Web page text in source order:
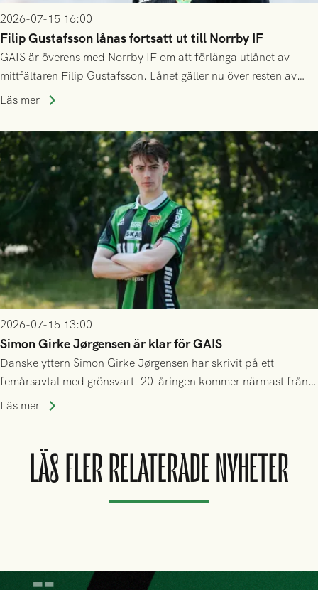
2026-07-15 16:00
Filip Gustafsson lånas fortsatt ut till Norrby IF
GAIS är överens med Norrby IF om att förlänga utlånet av
mittfältaren Filip Gustafsson. Lånet gäller nu över resten av
säsongen 2026.
Läs mer
2026-07-15 13:00
Simon Girke Jørgensen är klar för GAIS
Danske yttern Simon Girke Jørgensen har skrivit på ett
femårsavtal med grönsvart! 20-åringen kommer närmast från
spel i färöiska Skála IF.
Läs mer
LÄS FLER RELATERADE NYHETER